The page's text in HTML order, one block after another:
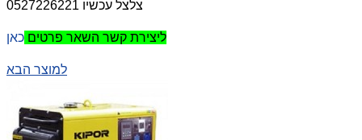
ליצירת קשר השאר פרטים
למוצר הבא